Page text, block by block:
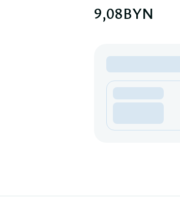
9,08BYN